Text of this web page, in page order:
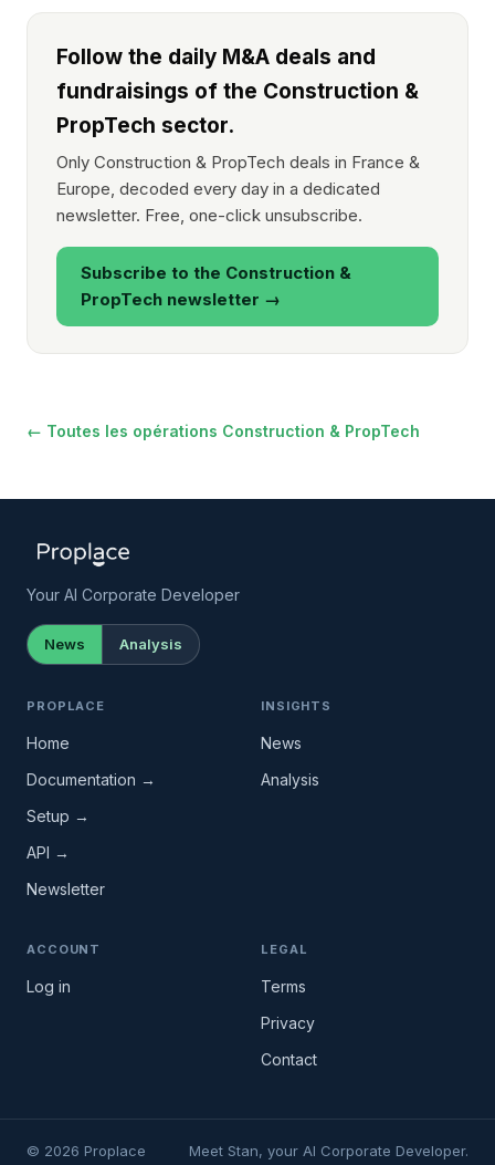
Follow the daily M&A deals and
fundraisings of the Construction &
PropTech sector.
Only Construction & PropTech deals in France &
Europe, decoded every day in a dedicated
newsletter. Free, one-click unsubscribe.
Subscribe to the Construction &
PropTech newsletter →
← Toutes les opérations Construction & PropTech
Your AI Corporate Developer
News Analysis
PROPLACE
Home
Documentation →
Setup →
API →
Newsletter
INSIGHTS
News
Analysis
ACCOUNT
Log in
LEGAL
Terms
Privacy
Contact
© 2026 Proplace Meet Stan, your AI Corporate Developer.